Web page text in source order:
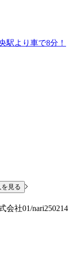
駅より車で8分！
見る
会社01/nari250214